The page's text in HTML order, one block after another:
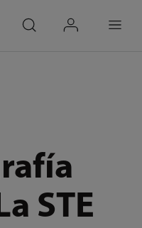
STE